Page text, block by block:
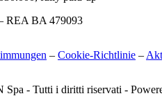
REA BA 479093
– Cookie-Richtlinie –
Spa - Tutti i diritti riservati -